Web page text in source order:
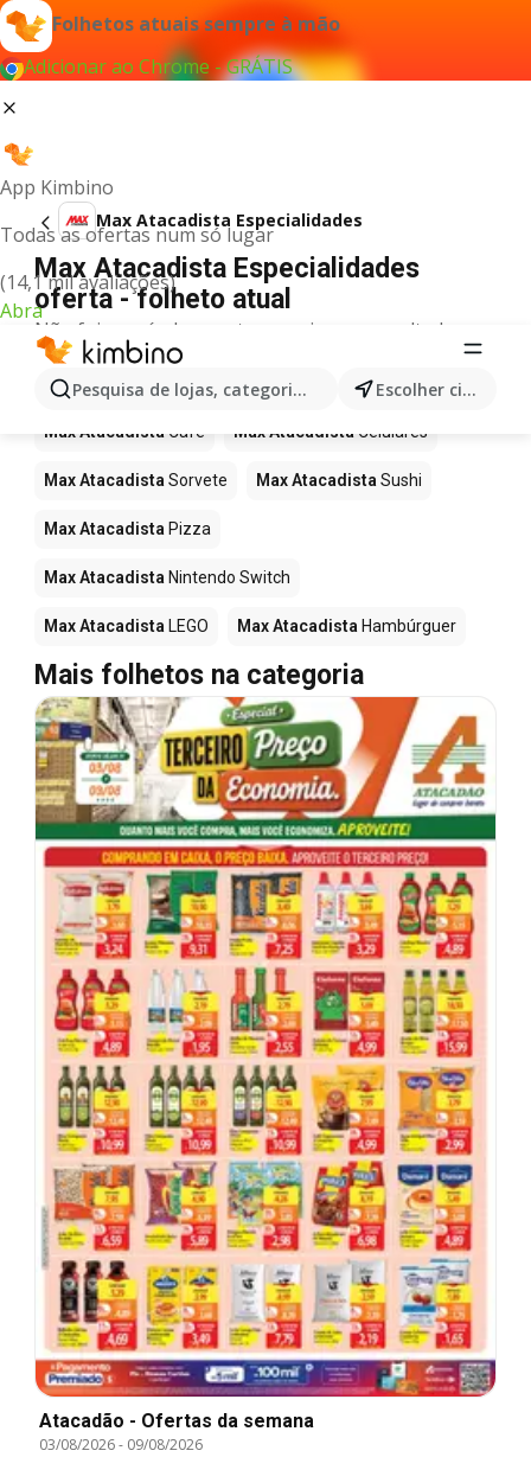
Folhetos atuais sempre à mão
Adicionar ao Chrome - GRÁTIS
App Kimbino
Todas as ofertas num só lugar
(14,1 mil avaliações)
Abra
Pesquisa de lojas, categorias,produtos... Escolher cidade
Max Atacadista Especialidades
Max Atacadista Especialidades
oferta - folheto atual
Não foi possível encontrar quaisquer resultados
para este termo.
Mais produtos em Max Atacadista
Max Atacadista Café Max Atacadista Celulares
Max Atacadista Sorvete Max Atacadista Sushi
Max Atacadista Pizza
Max Atacadista Nintendo Switch
Max Atacadista LEGO Max Atacadista Hambúrguer
Mais folhetos na categoria
Atacadão - Ofertas da semana
03/08/2026- 09/08/2026